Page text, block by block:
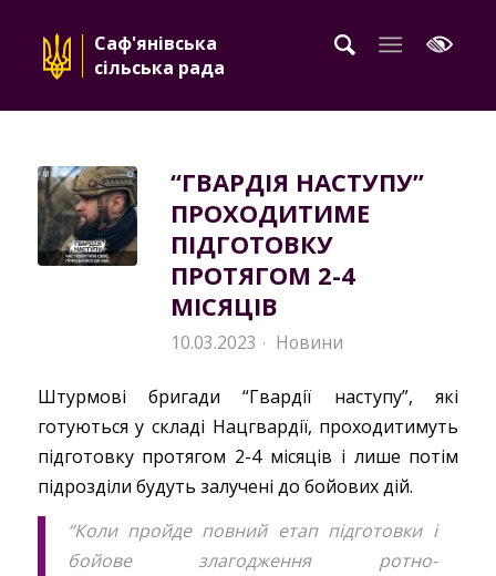
Саф'янівська
сільська рада
“ГВАРДІЯ НАСТУПУ”
ПРОХОДИТИМЕ
ПІДГОТОВКУ
ПРОТЯГОМ 2-4
МІСЯЦІВ
10.03.2023 · Новини
Штурмові бригади “Гвардії наступу”, які
готуються у складі Нацгвардії, проходитимуть
підготовку протягом 2-4 місяців і лише потім
підрозділи будуть залучені до бойових дій.
“Коли пройде повний етап підготовки і
бойове злагодження ротно-